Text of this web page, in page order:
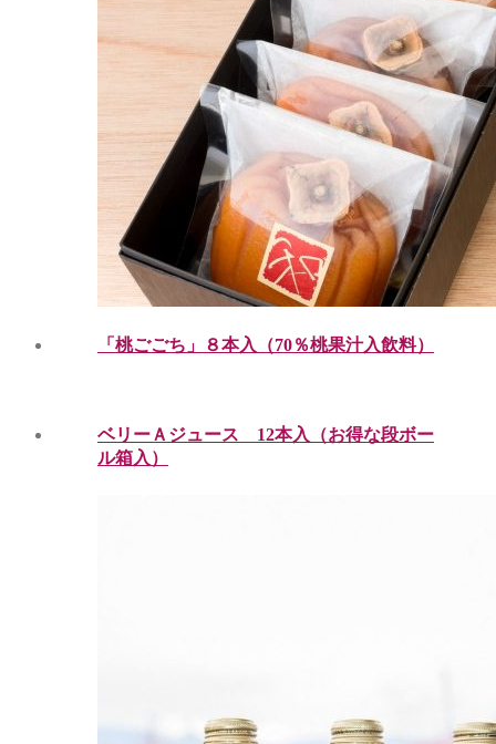
「桃ごごち」８本入（70％桃果汁入飲料）
ベリーＡジュース 12本入（お得な段ボー
ル箱入）